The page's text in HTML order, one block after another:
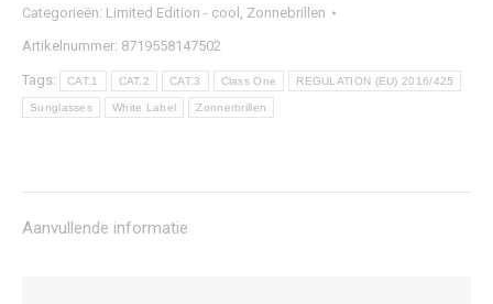
Categorieën: Limited Edition - cool , Zonnebrillen
Artikelnummer: 8719558147502
Tags: CAT.1 CAT.2 CAT.3 Class One REGULATION (EU) 2016/425
Sunglasses White Label Zonnerbrillen
Aanvullende informatie